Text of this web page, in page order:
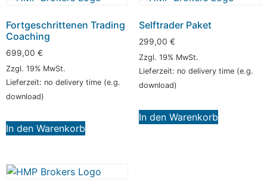
Fortgeschrittenen Trading
Coaching
699,00 €
Zzgl. 19% MwSt.
Lieferzeit: no delivery time (e.g.
download)
In den Warenkorb
Selftrader Paket
299,00 €
Zzgl. 19% MwSt.
Lieferzeit: no delivery time (e.g.
download)
In den Warenkorb